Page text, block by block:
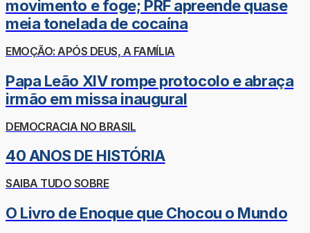
movimento e foge; PRF apreende quase
meia tonelada de cocaína
EMOÇÃO: APÓS DEUS, A FAMÍLIA
Papa Leão XIV rompe protocolo e abraça
irmão em missa inaugural
DEMOCRACIA NO BRASIL
40 ANOS DE HISTÓRIA
SAIBA TUDO SOBRE
O Livro de Enoque que Chocou o Mundo